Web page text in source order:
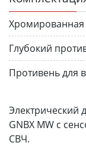
Хромированная
Глубокий
Противень для
Электрический
GNBX MW с
СВЧ.